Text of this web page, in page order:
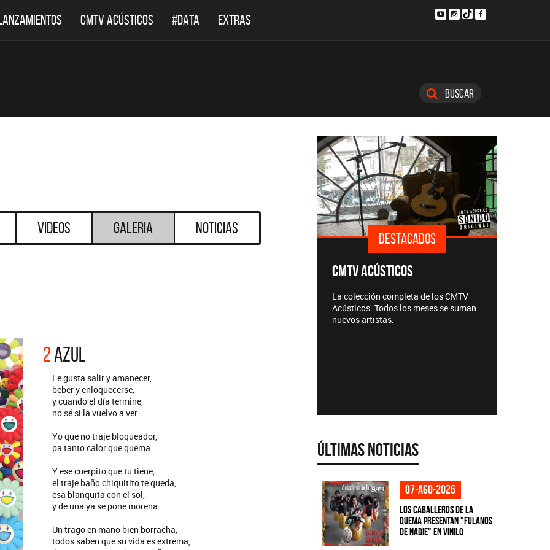
CMTV ACÚSTICOS #DATA EXTRAS
Buscar
Videos Galeria Noticias
2AZUL
Le gusta salir y amanecer,
beber y enloquecerse,
y cuando el día termine,
no sé si la vuelvo a ver.
Yo que no traje bloqueador,
pa tanto calor que quema.
Y ese cuerpito que tu tiene,
el traje baño chiquitito te queda,
esa blanquita con el sol,
y de una ya se pone morena.
Un trago en mano bien borracha,
todos saben que su vida es extrema,
DESTACADOS DESTACADOS DESTACADOS
CMTV ACÚSTICOS
La colección completa de los CMTV
Acústicos. Todos los meses se suman
nuevos artistas.
Últimas Noticias
07-ago-2026
Los Caballeros de la
Quema presentan "Fulanos
de Nadie" en vinilo